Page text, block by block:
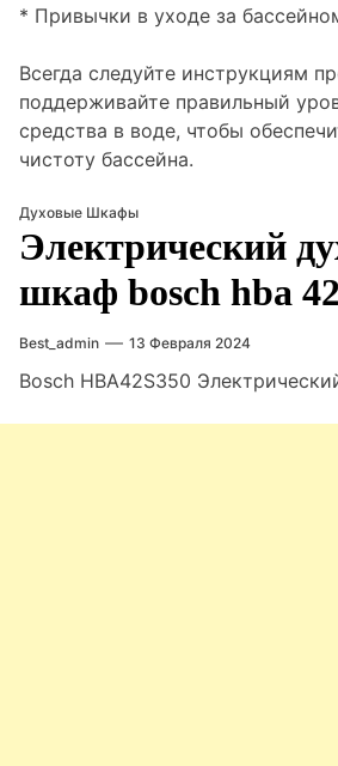
* Привычки в уходе за
Всегда следуйте инструкциям
поддерживайте правильный
средства в воде, чтобы
чистоту бассейна.
Духовые Шкафы
Электрический
шкаф bosch hba
Best_admin 13 Февраля 2024
Bosch HBA42S350